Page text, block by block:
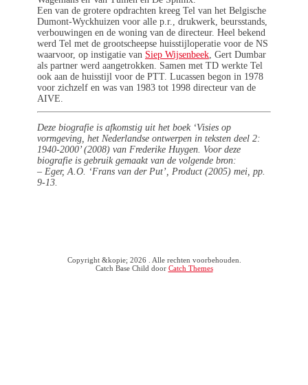
Een van de grotere opdrachten kreeg Tel van het Belgische
Dumont-Wyckhuizen voor alle p.r., drukwerk, beursstands,
verbouwingen en de woning van de directeur. Heel bekend
werd Tel met de grootscheepse huisstijloperatie voor de NS
waarvoor, op instigatie van Siep Wijsenbeek , Gert Dumbar
als partner werd aangetrokken. Samen met TD werkte Tel
ook aan de huisstijl voor de PTT. Lucassen begon in 1978
voor zichzelf en was van 1983 tot 1998 directeur van de
AIVE.
Deze biografie is afkomstig uit het boek ‘Visies op
vormgeving, het Nederlandse ontwerpen in teksten deel 2:
1940-2000’ (2008) van Frederike Huygen. Voor deze
biografie is gebruik gemaakt van de volgende bron:
– Eger, A.O. ‘Frans van der Put’, Product (2005) mei, pp.
9-13.
Copyright &kopie; 2026
. Alle rechten voorbehouden.
Catch Base Child door Catch Themes